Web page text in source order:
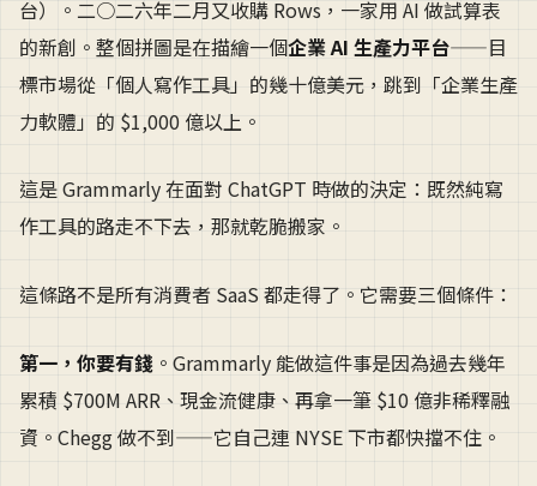
台）。二○二六年二月又收購 Rows，一家用 AI 做試算表
的新創。整個拼圖是在描繪一個企業 AI 生產力平台——目
標市場從「個人寫作工具」的幾十億美元，跳到「企業生產
力軟體」的 $1,000 億以上。
這是 Grammarly 在面對 ChatGPT 時做的決定：既然純寫
作工具的路走不下去，那就乾脆搬家。
這條路不是所有消費者 SaaS 都走得了。它需要三個條件：
第一，你要有錢 。Grammarly 能做這件事是因為過去幾年
累積 $700M ARR、現金流健康、再拿一筆 $10 億非稀釋融
資。Chegg 做不到——它自己連 NYSE 下市都快擋不住。